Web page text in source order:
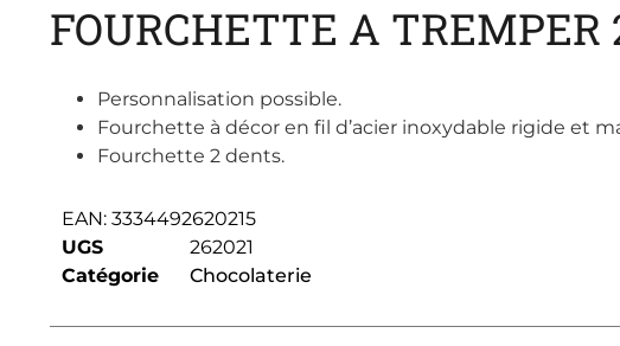
FOURCHETTE A TREMPER
Personnalisation possible.
Fourchette à décor en fil d’acier inoxydable rigide et
Fourchette 2 dents.
EAN: 3334492620215
UGS
262021
Catégorie
Chocolaterie